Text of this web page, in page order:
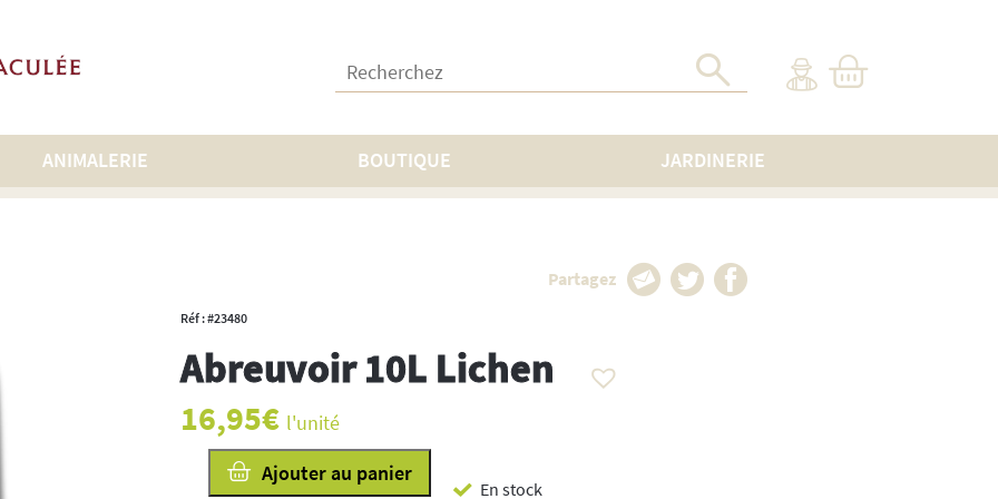
Recherchez :
ANIMALERIE BOUTIQUE JARDINERIE
10L Lichen
Partagez
Réf : #23480
Abreuvoir 10L Lichen
16,95€ l'unité
En stock
quantité
Ajouter au panier